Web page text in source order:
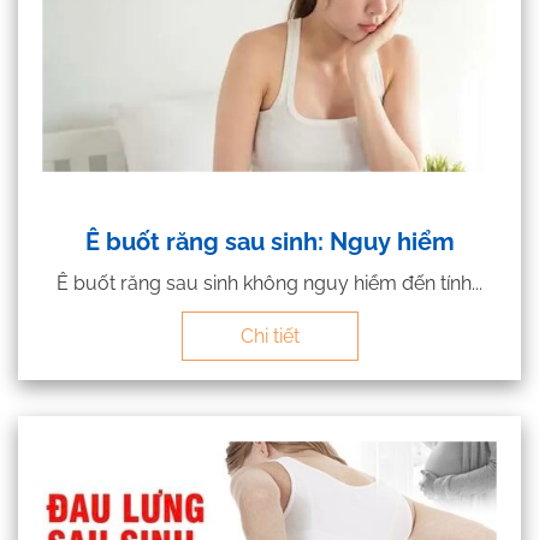
Ê buốt răng sau sinh: Nguy hiểm
Ê buốt răng sau sinh không nguy hiểm đến tính...
Chi tiết